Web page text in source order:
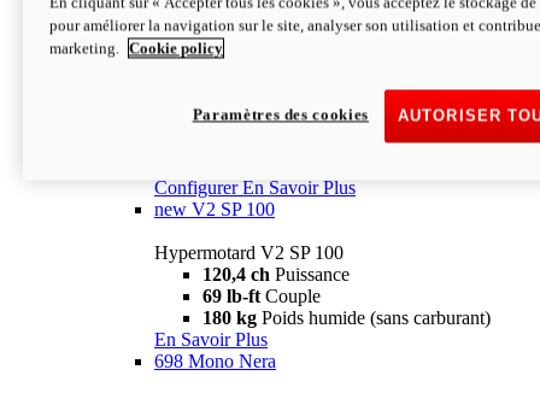
Configurer En Savoir Plus
newV2 SP
69 lb-ftCouple
Poids humide (sans carburant)
Configurer En Savoir Plus
new V2 SP 100
Hypermotard V2 SP 100
120,4 ch Puissance
69 lb-ft Couple
180 kg Poids humide (sans carburant)
En Savoir Plus
698 Mono Nera
pour améliorer la navigation sur le site, analyser son utilisation et
marketing.
Cookie policy
AUTORISER
Paramètres des cookies